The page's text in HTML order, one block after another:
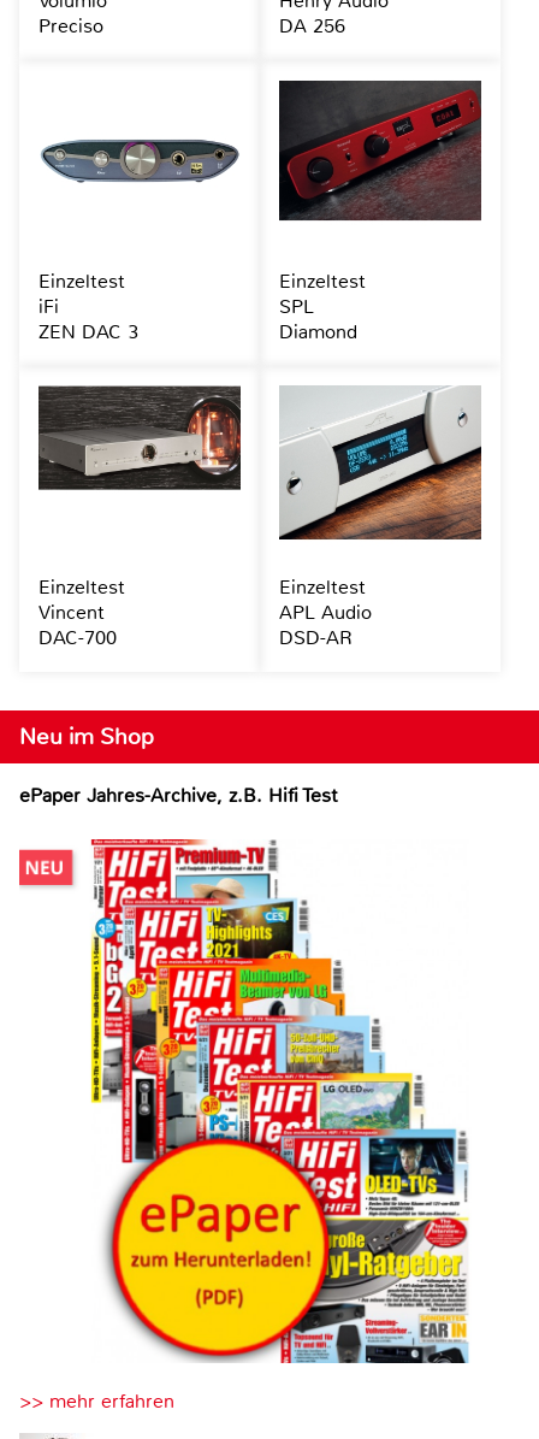
Neu im Shop
ePaper Jahres-Archive, z.B. Hifi Test
>> mehr erfahren
Preciso
DA 256
Einzeltest
iFi
ZEN DAC 3
Einzeltest
SPL
Diamond
Einzeltest
Vincent
DAC-700
Einzeltest
APL Audio
DSD-AR